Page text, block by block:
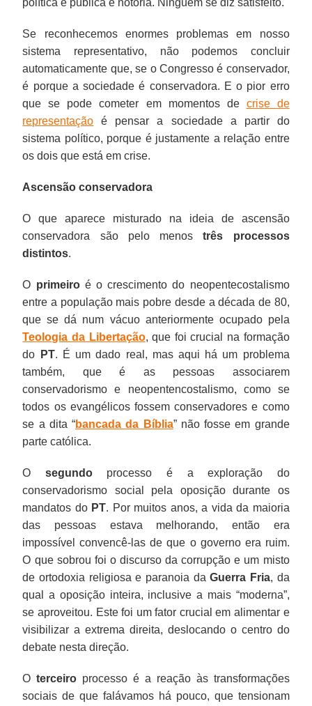
Se reconhecemos enormes problemas em nosso
sistema representativo, não podemos concluir
automaticamente que, se o Congresso é conservador,
é porque a sociedade é conservadora. E o pior erro
que se pode cometer em momentos de crise de
representação é pensar a sociedade a partir do
sistema político, porque é justamente a relação entre
os dois que está em crise.
Ascensão conservadora
O que aparece misturado na ideia de ascensão
conservadora são pelo menostrês processos
distintos.
O primeiroé o crescimento do neopentecostalismo
entre a população mais pobre desde a década de 80,
que se dá num vácuo anteriormente ocupado pela
Teologia da Libertação, que foi crucial na formação
do
PT. É um dado real, mas aqui há um problema
também, que é as pessoas associarem
conservadorismo e neopentencostalismo, como se
todos os evangélicos fossem conservadores e como
se a dita “bancada da Bíblia” não fosse em grande
parte católica.
O segundoprocesso é a exploração do
conservadorismo social pela oposição durante os
mandatos do PT. Por muitos anos, a vida da maioria
das pessoas estava melhorando, então era
impossível convencê-las de que o governo era ruim.
O que sobrou foi o discurso da corrupção e um misto
de ortodoxia religiosa e paranoia daGuerra Fria, da
qual a oposição inteira, inclusive a mais “moderna”,
se aproveitou. Este foi um fator crucial em alimentar e
visibilizar a extrema direita, deslocando o centro do
debate nesta direção.
Oterceiro processo é a reação às transformações
sociais de que falávamos há pouco, que tensionam